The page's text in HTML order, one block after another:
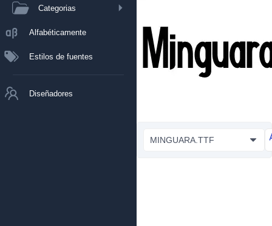
Categorias
Alfabéticamente
Estilos de fuentes
Diseñadores
MINGUARA.TTF